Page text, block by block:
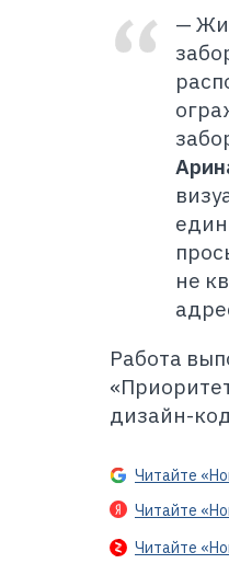
—
не
Работа
дизайн-
Читайте
Читайте
Читайте